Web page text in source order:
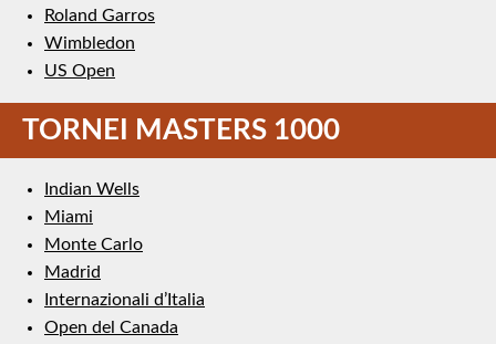
Roland Garros
Wimbledon
US Open
TORNEI MASTERS 1000
Indian Wells
Miami
Monte Carlo
Madrid
Internazionali d’Italia
Open del Canada